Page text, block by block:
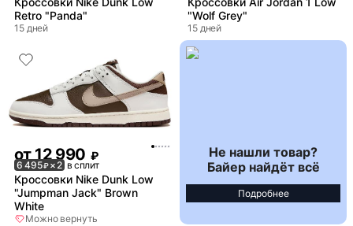
Retro "Panda"
15 дней
"Wolf Grey"
15 дней
от12 990 ₽
6 495₽× 2 в сплит
Кроссовки Nike Dunk Low
"Jumpman Jack" Brown
White
Можно вернуть
Не нашли товар?
Байер найдёт всё
Подробнее